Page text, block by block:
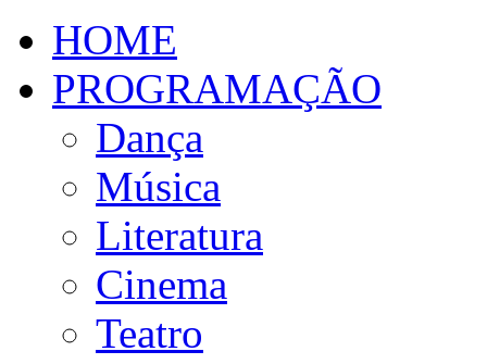
HOME
PROGRAMAÇÃO
Dança
Música
Literatura
Cinema
Teatro